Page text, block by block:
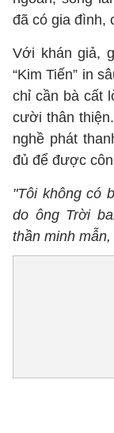
đã có gia đình,
Với khán giả,
“Kim Tiến” in
chỉ cần bà cất
cười thân
nghề phát
đủ để được
"Tôi không có
do ông Trời
thần minh